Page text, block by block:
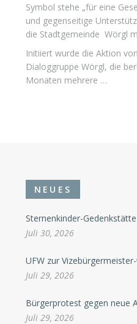
Symbol stehe „für eine
und gegenseitige
die Stadtgemeinde Wörgl
Initiiert wurde die Aktion
Dialoggruppe Wörgl, die
Monaten mehrere …
NEUES
Sternenkinder-
Juli 30, 2026
UFW zur
Juli 29, 2026
Bürgerprotest gegen neue
Juli 29, 2026